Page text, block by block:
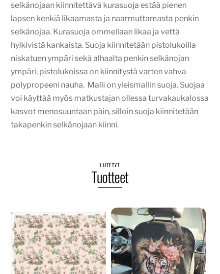
selkänojaan kiinnitettävä kurasuoja estää pienen
lapsen kenkiä likaamasta ja naarmuttamasta penkin
selkänojaa. Kurasuoja ommellaan likaa ja vettä
hylkivistä kankaista. Suoja kiinnitetään pistolukoilla
niskatuen ympäri sekä alhaalta penkin selkänojan
ympäri, pistolukoissa on kiinnitystä varten vahva
polypropeeni nauha. Malli on yleismallin suoja. Suojaa
voi käyttää myös matkustajan ollessa turvakaukalossa
kasvot menosuuntaan päin, silloin suoja kiinnitetään
takapenkin selkänojaan kiinni.
LIITETYT
Tuotteet